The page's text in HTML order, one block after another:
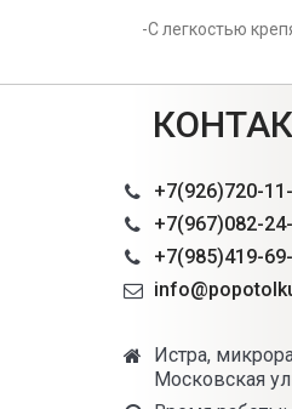
-С легкостью
+7(926)720-
+7(967)082-
+7(985)419-
Истра,
Московская